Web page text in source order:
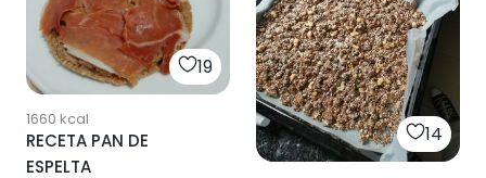
19
1660 kcal
RECETA PAN DE
ESPELTA
14